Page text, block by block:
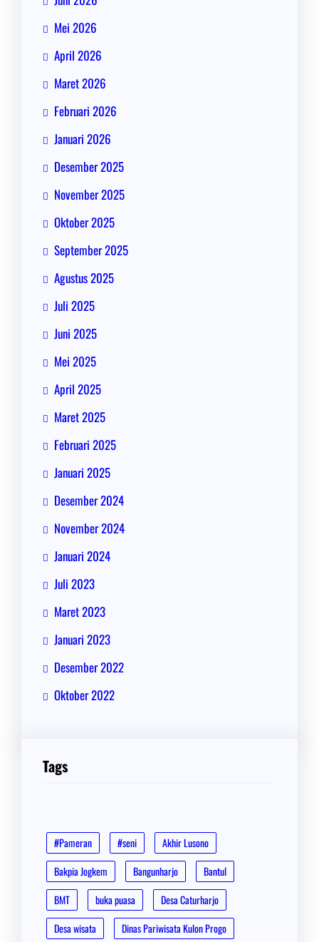
Mei 2026
April 2026
Maret 2026
Februari 2026
Januari 2026
Desember 2025
November 2025
Oktober 2025
September 2025
Agustus 2025
Juli 2025
Juni 2025
Mei 2025
April 2025
Maret 2025
Februari 2025
Januari 2025
Desember 2024
November 2024
Januari 2024
Juli 2023
Maret 2023
Januari 2023
Desember 2022
Oktober 2022
Tags
#Pameran #seni
Akhir Lusono
Bakpia Jogkem
Bangunharjo
Bantul
BMT
buka puasa
Desa Caturharjo
Desa wisata
Dinas Pariwisata Kulon Progo